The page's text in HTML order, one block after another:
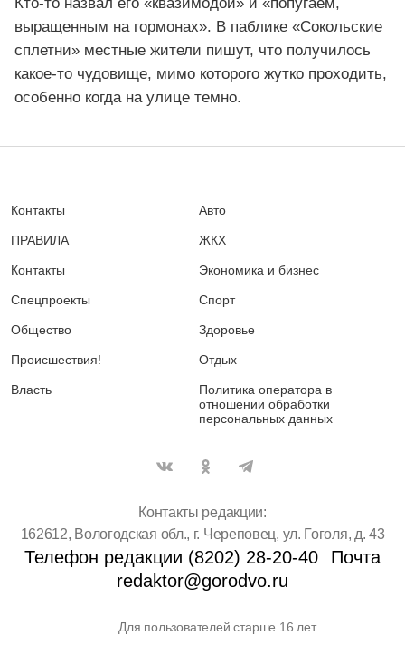
выращенным на гормонах». В паблике «Сокольские
сплетни» местные жители пишут, что получилось
какое-то чудовище, мимо которого жутко проходить,
особенно когда на улице темно.
Контакты
ПРАВИЛА
Контакты
Спецпроекты
Общество
Происшествия!
Власть
Авто
ЖКХ
Экономика и бизнес
Спорт
Здоровье
Отдых
Политика оператора в
отношении обработки
персональных данных
Контакты редакции:
162612, Вологодская обл., г. Череповец, ул. Гоголя, д. 43
Телефон редакции (8202) 28-20-40
Почта
redaktor@gorodvo.ru
Для пользователей старше 16 лет